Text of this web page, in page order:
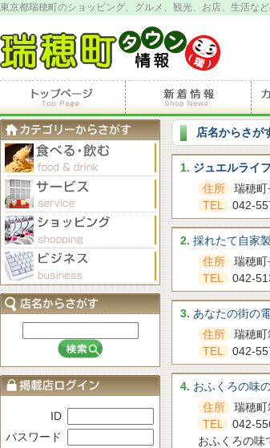
東京都瑞穂町のショッピング、グルメ、観光、お店、生活な
店名からさが
1. ジュエルライ
住所
瑞穂
TEL
042-
2. 採れたて自家
住所
瑞穂
TEL
042-
3. あなたの街の
住所
瑞穂
TEL
042-
4. おふくろの味
住所
瑞穂
TEL
042-
おふくろの味
ID
パスワード